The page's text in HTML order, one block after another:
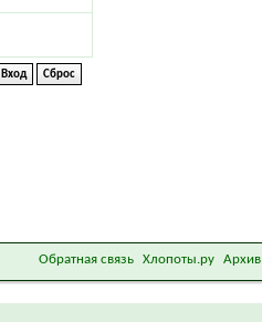
Обратная связь Хлопоты.ру Архив